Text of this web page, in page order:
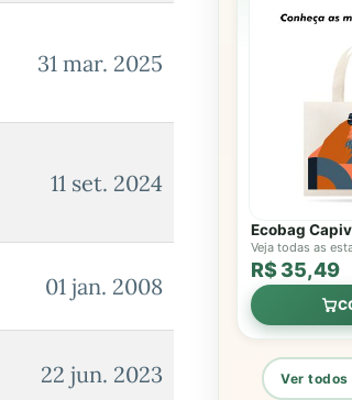
31 mar. 2025
11 set. 2024
01 jan. 2008
22 jun. 2023
Ecobag
Veja todas as
R$ 35,49
Ver